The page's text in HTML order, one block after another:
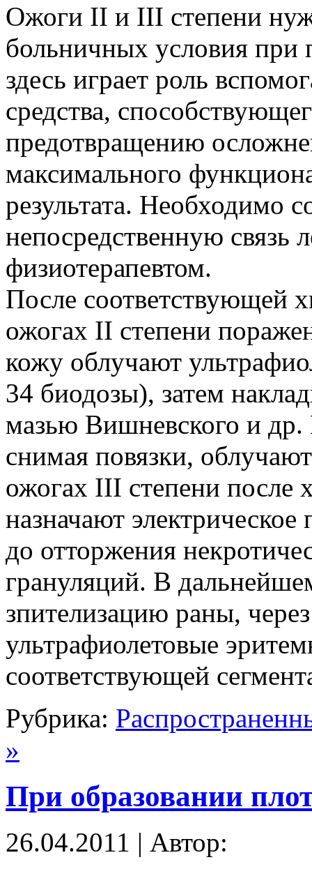
Ожоги II и III степени
больничных условия при
здесь играет роль
средства,
предотвращению
максимального
результата. Необходимо
непосредственную связь
физиотерапевтом.
После соответствующей
ожогах II степени
кожу облучают
34 биодозы), затем
мазью Вишневского и
снимая повязки,
ожогах III степени после
назначают
до отторжения
грануляций. В
зпителизацию раны,
ультрафиолетовые
соответствующей
Рубрика:
»
При образовании
26.04.2011 | Автор: